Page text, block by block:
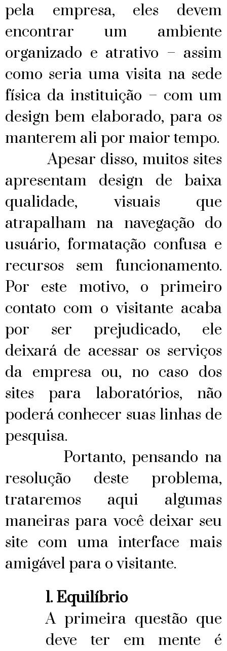
pela empresa, eles devem
encontrar um ambiente
organizado e atrativo – assim
como seria uma visita na sede
física da instituição – com um
design bem elaborado, para os
manterem ali por maior tempo.
Apesar disso, muitos sites
apresentam design de baixa
qualidade, visuais que
atrapalham na navegação do
usuário, formatação confusa e
recursos sem funcionamento.
Por este motivo, o primeiro
contato com o visitante acaba
por ser prejudicado, ele
deixará de acessar os serviços
da empresa ou, no caso dos
sites para laboratórios, não
poderá conhecer suas linhas de
pesquisa.
Portanto, pensando na
resolução deste problema,
trataremos aqui algumas
maneiras para você deixar seu
site com uma interface mais
amigável para o visitante.
1.Equilíbrio
A primeira questão que
deve ter em mente é